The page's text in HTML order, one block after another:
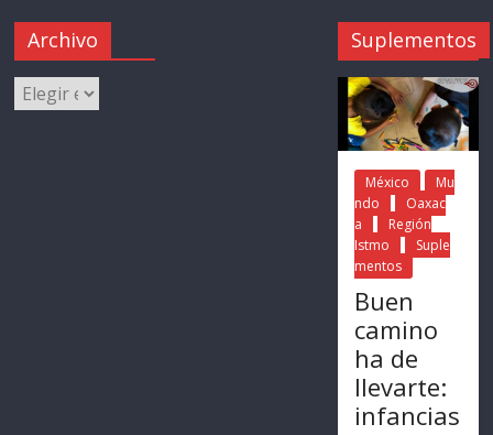
Archivo Suplementos
México
Mu
ndo
Oaxac
a
Región
Istmo
Suple
mentos
Buen
camino
ha de
llevarte:
infancias